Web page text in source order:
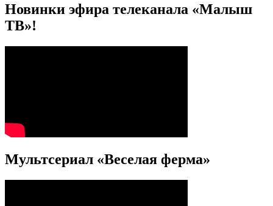
Новинки эфира телеканала «Малыш
ТВ»!
Мультсериал «Веселая ферма»